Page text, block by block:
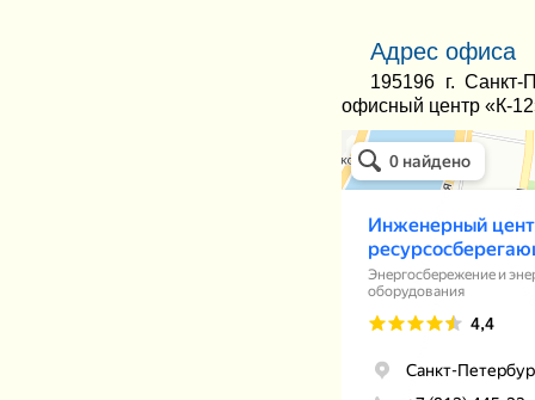
Адрес офиса
195196 г. Санкт-
офисный центр «К-